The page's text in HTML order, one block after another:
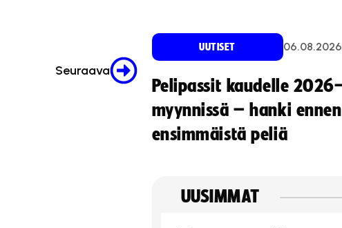
Seuraava
UUTISET 06.08.2026
Pelipassit kaudelle
myynnissä – hanki ennen
ensimmäistä peliä
UUSIMMAT